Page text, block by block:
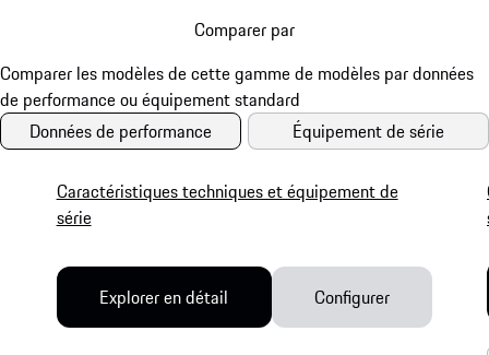
Comparer par
Données de performance Équipement de série
Caractéristiques techniques et équipement de
série
Explorer en détail Configurer